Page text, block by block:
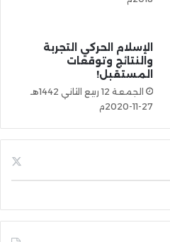
الإسلام الحركي التجربة
والنتائج وتوقعات
المستقبل!
الجمعة 12 ربيع الثاني 1442هـ
27-11-2020م